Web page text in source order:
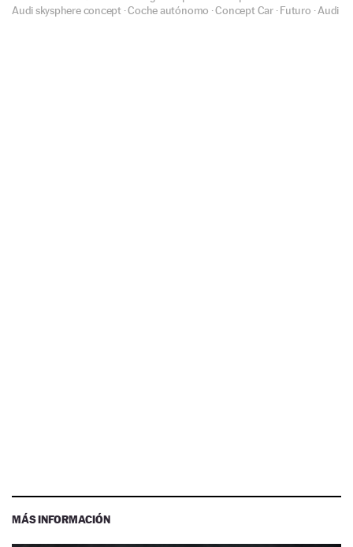
Audi skysphere concept·Coche autónomo ·Concept Car·Futuro ·Audi
MÁS INFORMACIÓN